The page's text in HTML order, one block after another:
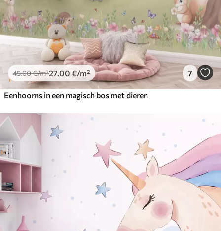
45.00€/m²27 .00 €/m² 7
Eenhoorns in een magisch bos met dieren